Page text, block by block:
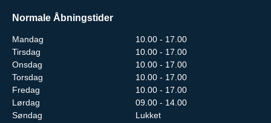
Normale Åbningstider
Mandag
10.00 - 17.00
Tirsdag
10.00 - 17.00
Onsdag
10.00 - 17.00
Torsdag
10.00 - 17.00
Fredag
10.00 - 17.00
Lørdag
09.00 - 14.00
Søndag
Lukket